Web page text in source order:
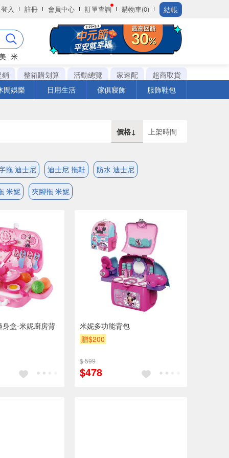
登入 註冊 會員中心 訂單查詢 購物車(0) 結帳
米
銷
整箱購划算 活動總覽 家速配
超商取貨
閒娛樂
日用生活 傢俱寢飾 服飾鞋包
價格↓ 上架時間
拖 迪士尼 迪士尼 拖鞋 防水 迪士尼
米妮 夾腳拖 米妮
盒-米妮廚房背
米妮多功能背包
贈$200
$ 599
$478